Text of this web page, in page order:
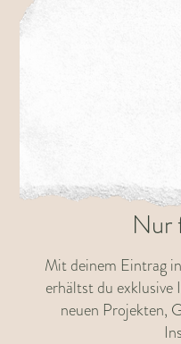
Nur
Mit deinem Eintrag
erhältst du exklusive
neuen Projekten,